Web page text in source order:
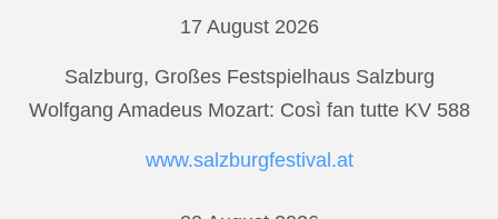
17 August 2026
Salzburg, Großes Festspielhaus Salzburg
Wolfgang Amadeus Mozart: Così fan tutte KV 588
www.salzburgfestival.at